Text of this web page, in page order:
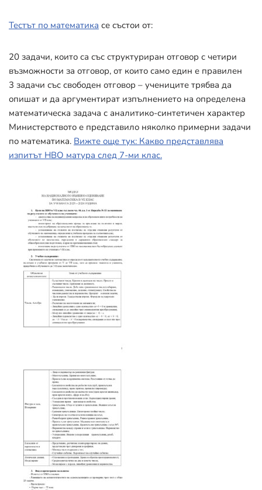
Тестът по математика се състои от:
20 задачи, които са със структуриран отговор с четири
възможности за отговор, от които само един е правилен
3 задачи със свободен отговор – учениците трябва да
опишат и да аргументират изпълнението на определена
математическа задача с аналитико-синтетичен характер
Министерството е представило няколко примерни задачи
по математика. Вижте още тук: Какво представлява
изпитът НВО матура след 7-ми клас.